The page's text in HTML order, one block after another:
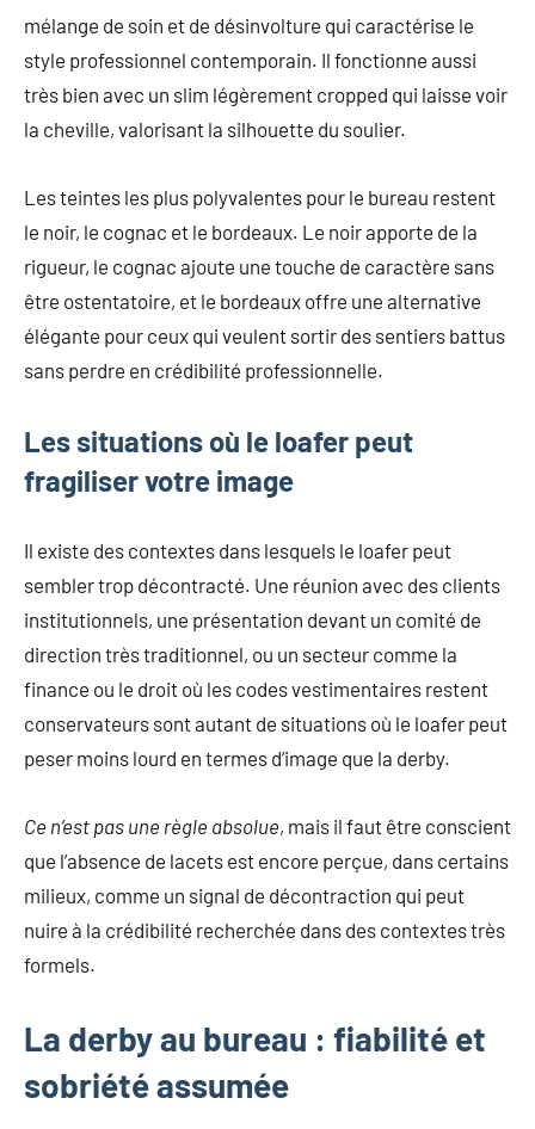
mélange de soin et de désinvolture qui caractérise le
style professionnel contemporain. Il fonctionne aussi
très bien avec un slim légèrement cropped qui laisse voir
la cheville, valorisant la silhouette du soulier.
Les teintes les plus polyvalentes pour le bureau restent
le noir, le cognac et le bordeaux. Le noir apporte de la
rigueur, le cognac ajoute une touche de caractère sans
être ostentatoire, et le bordeaux offre une alternative
élégante pour ceux qui veulent sortir des sentiers battus
sans perdre en crédibilité professionnelle.
Les situations où le loafer peut
fragiliser votre image
Il existe des contextes dans lesquels le loafer peut
sembler trop décontracté. Une réunion avec des clients
institutionnels, une présentation devant un comité de
direction très traditionnel, ou un secteur comme la
finance ou le droit où les codes vestimentaires restent
conservateurs sont autant de situations où le loafer peut
peser moins lourd en termes d’image que la derby.
Ce n’est pas une règle absolue, mais il faut être conscient
que l’absence de lacets est encore perçue, dans certains
milieux, comme un signal de décontraction qui peut
nuire à la crédibilité recherchée dans des contextes très
formels.
La derby au bureau : fiabilité et
sobriété assumée